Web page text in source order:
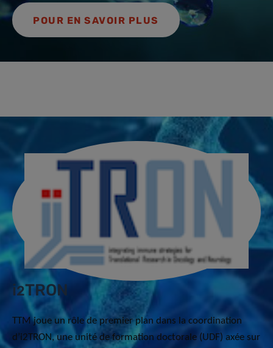
POUR EN SAVOIR PLUS
i2TRON
TTM joue un rôle de premier plan dans la coordination
d’i2TRON, une unité de formation doctorale (UDF) axée sur